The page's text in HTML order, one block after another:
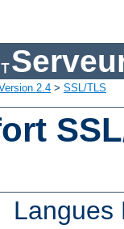
2.4 > SSL/TLS